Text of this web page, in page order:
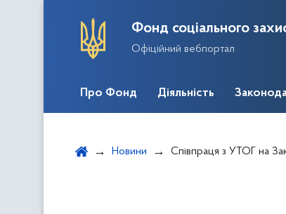
Фонд соціального
Офіційний вебпортал
Про Фонд Діяльність
Новини Співпраця з УТОГ на